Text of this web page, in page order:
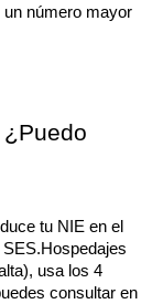
un número mayor
tu NIE en el
usa los 4
consultar en